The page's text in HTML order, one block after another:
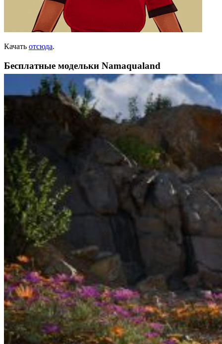
Качать отсюда.
Бесплатные модельки Namaqualand